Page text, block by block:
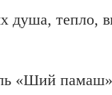
душа, тепло,
«Ший